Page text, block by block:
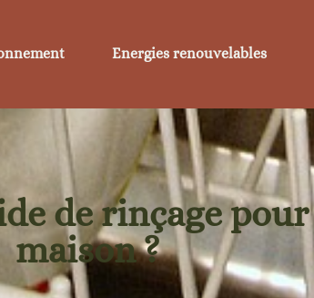
Energies renouvelables
de rinçage
maison ?